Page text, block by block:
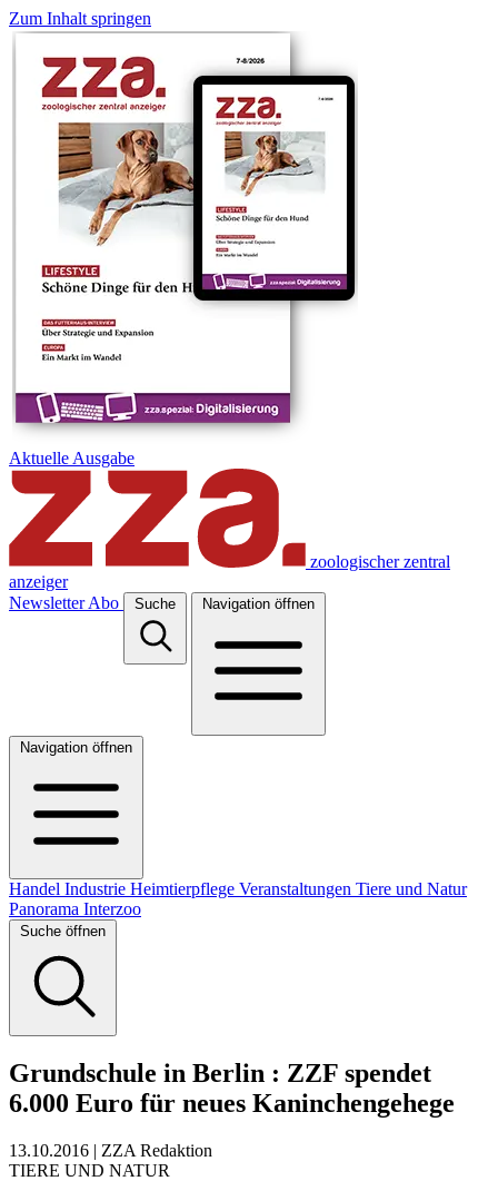
Zum Inhalt springen
Aktuelle Ausgabe
zoologischer zentral
anzeiger
Newsletter Abo Suche Navigation öffnen
Navigation öffnen
Handel Industrie Heimtierpflege Veranstaltungen Tiere und Natur
Panorama Interzoo
Suche öffnen
Grundschule in Berlin : ZZF spendet
6.000 Euro für neues Kaninchengehege
13.10.2016 | ZZA Redaktion
TIERE UND NATUR